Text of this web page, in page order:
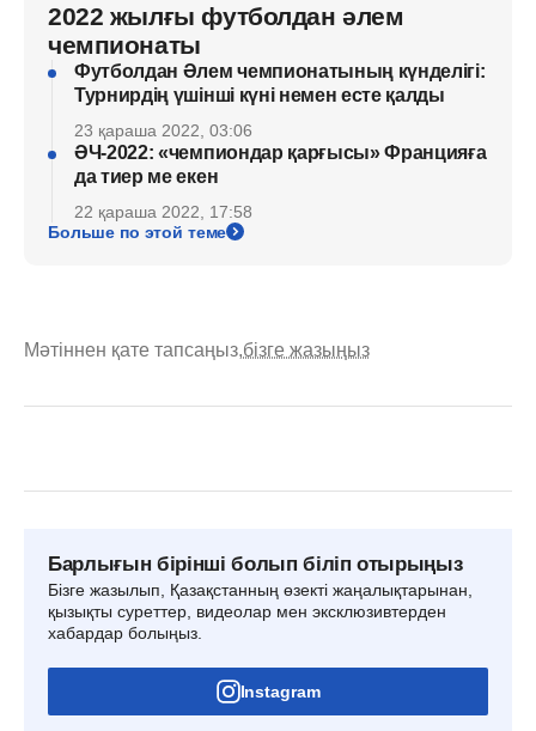
2022 жылғы футболдан әлем
чемпионаты
Футболдан Әлем чемпионатының күнделігі:
Турнирдің үшінші күні немен есте қалды
23 қараша 2022, 03:06
ӘЧ-2022: «чемпиондар қарғысы» Францияға
да тиер ме екен
22 қараша 2022, 17:58
Больше по этой теме
Мәтіннен қате тапсаңыз,бізге жазыңыз
Барлығын бірінші болып біліп отырыңыз
Бізге жазылып, Қазақстанның өзекті жаңалықтарынан,
қызықты суреттер, видеолар мен эксклюзивтерден
хабардар болыңыз.
Instagram